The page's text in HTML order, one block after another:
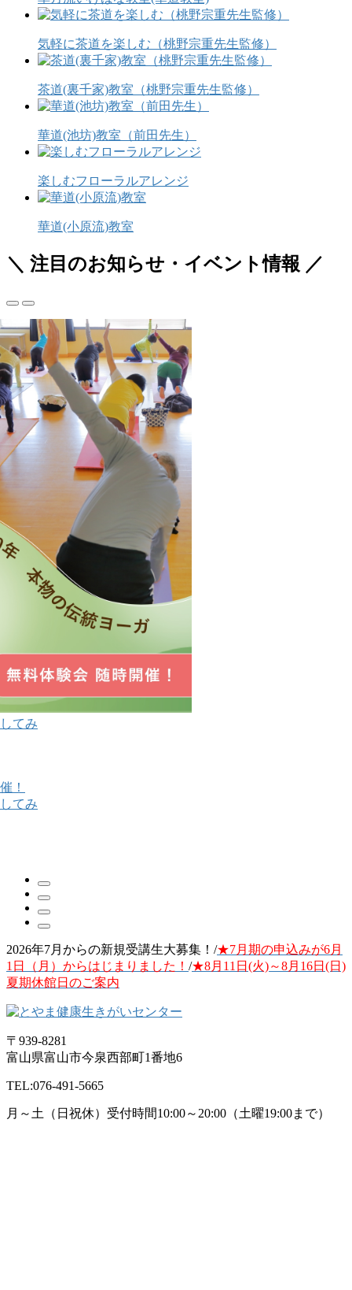
気軽に茶道を楽しむ（桃野宗重先生監修）
茶道(裏千家)教室（桃野宗重先生監修）
華道(池坊)教室（前田先生）
楽しむフローラルアレンジ
華道(小原流)教室
＼ 注目のお知らせ・イベント情報 ／
2026年7月からの新規受講生大募集！/★7月期の申込みが6月
1日（月）からはじまりました！ /★8月11日(火)～8月16日(日)
夏期休館日のご案内
〒939-8281
富山県富山市今泉西部町1番地6
TEL:076-491-5665
月～土（日祝休）受付時間10:00～20:00 （土曜19:00まで）